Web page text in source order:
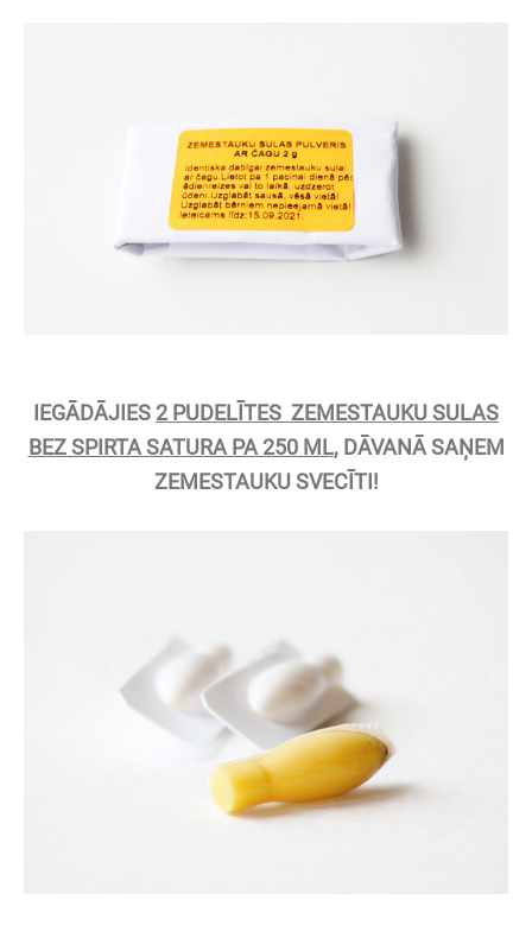
IEGĀDĀJIES 2 PUDELĪTES ZEMESTAUKU SULAS
BEZ SPIRTA SATURA PA 250 ML, DĀVANĀ SAŅEM
ZEMESTAUKU SVECĪTI!